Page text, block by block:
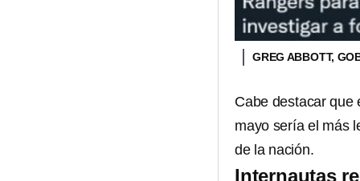
GREG ABBOTT,
Cabe destacar que
mayo sería el más
de la nación.
Internautas